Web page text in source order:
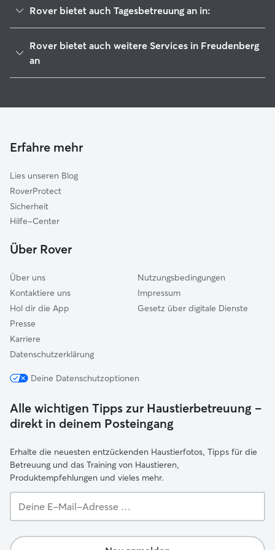
Rover bietet auch Tagesbetreuung an in:
Morsbach
Betzdorf
Neunkirchen
Drolshagen
Rover bietet auch weitere Services in Freudenberg
an
Gassi-Service in Freudenberg
Erfahre mehr
Lies unseren Blog
RoverProtect
Sicherheit
Hilfe-Center
Über Rover
Über uns
Kontaktiere uns
Hol dir die App
Presse
Karriere
Datenschutzerklärung
Nutzungsbedingungen
Impressum
Gesetz über digitale Dienste
Deine Datenschutzoptionen
Alle wichtigen Tipps zur Haustierbetreuung –
direkt in deinem Posteingang
Erhalte die neuesten entzückenden Haustierfotos, Tipps für die
Betreuung und das Training von Haustieren,
Produktempfehlungen und vieles mehr.
E-
Adresse …